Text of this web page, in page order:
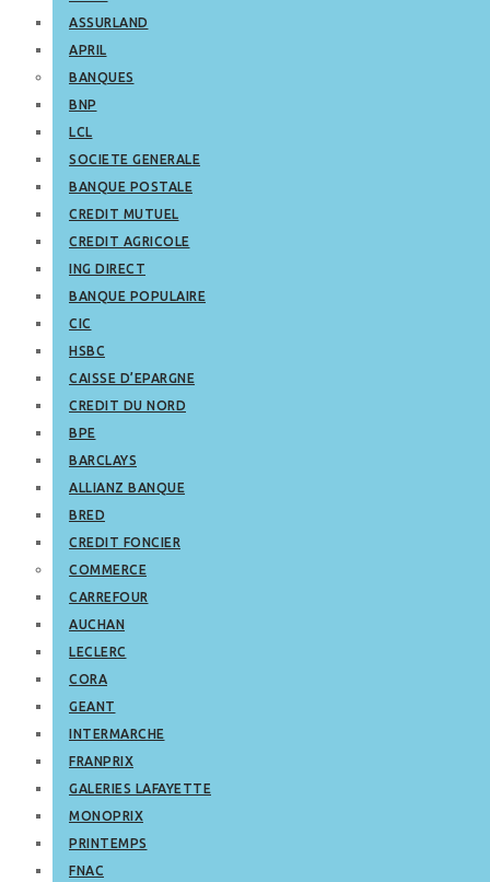
ASSURLAND
APRIL
BANQUES
BNP
LCL
SOCIETE GENERALE
BANQUE POSTALE
CREDIT MUTUEL
CREDIT AGRICOLE
ING DIRECT
BANQUE POPULAIRE
CIC
HSBC
CAISSE D’EPARGNE
CREDIT DU NORD
BPE
BARCLAYS
ALLIANZ BANQUE
BRED
CREDIT FONCIER
COMMERCE
CARREFOUR
AUCHAN
LECLERC
CORA
GEANT
INTERMARCHE
FRANPRIX
GALERIES LAFAYETTE
MONOPRIX
PRINTEMPS
FNAC